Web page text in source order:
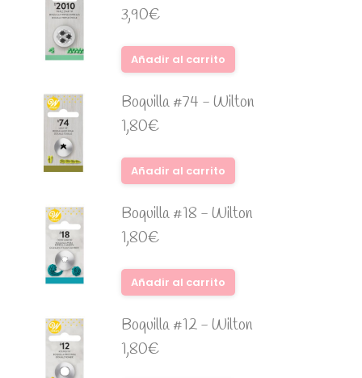
3,90€
Añadir al carrito
Boquilla #74 - Wilton
1,80€
Añadir al carrito
Boquilla #18 - Wilton
1,80€
Añadir al carrito
Boquilla #12 - Wilton
1,80€